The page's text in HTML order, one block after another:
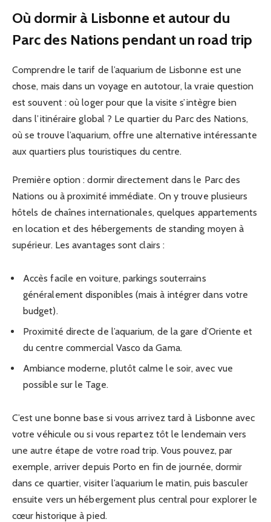
Où dormir à Lisbonne et autour du
Parc des Nations pendant un road trip
Comprendre le tarif de l’aquarium de Lisbonne est une
chose, mais dans un voyage en autotour, la vraie question
est souvent : où loger pour que la visite s’intègre bien
dans l’itinéraire global ? Le quartier du Parc des Nations,
où se trouve l’aquarium, offre une alternative intéressante
aux quartiers plus touristiques du centre.
Première option : dormir directement dans le Parc des
Nations ou à proximité immédiate. On y trouve plusieurs
hôtels de chaînes internationales, quelques appartements
en location et des hébergements de standing moyen à
supérieur. Les avantages sont clairs :
Accès facile en voiture, parkings souterrains
généralement disponibles (mais à intégrer dans votre
budget).
Proximité directe de l’aquarium, de la gare d’Oriente et
du centre commercial Vasco da Gama.
Ambiance moderne, plutôt calme le soir, avec vue
possible sur le Tage.
C’est une bonne base si vous arrivez tard à Lisbonne avec
votre véhicule ou si vous repartez tôt le lendemain vers
une autre étape de votre road trip. Vous pouvez, par
exemple, arriver depuis Porto en fin de journée, dormir
dans ce quartier, visiter l’aquarium le matin, puis basculer
ensuite vers un hébergement plus central pour explorer le
cœur historique à pied.